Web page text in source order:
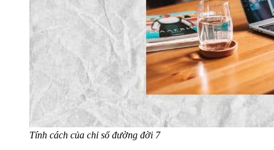
Tính cách của chỉ số đường đời 7